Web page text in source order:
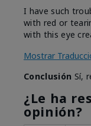
I have such
with red or
with this eye
Mostrar
Conclusión Sí,
¿Le ha
opinión?